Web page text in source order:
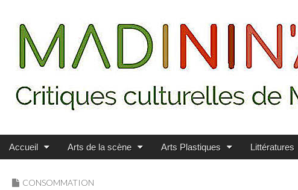
MADININ'ART
Main menu
Skip to content
Accueil Arts de la scène Arts Plastiques Littératures
CONSOMMATION